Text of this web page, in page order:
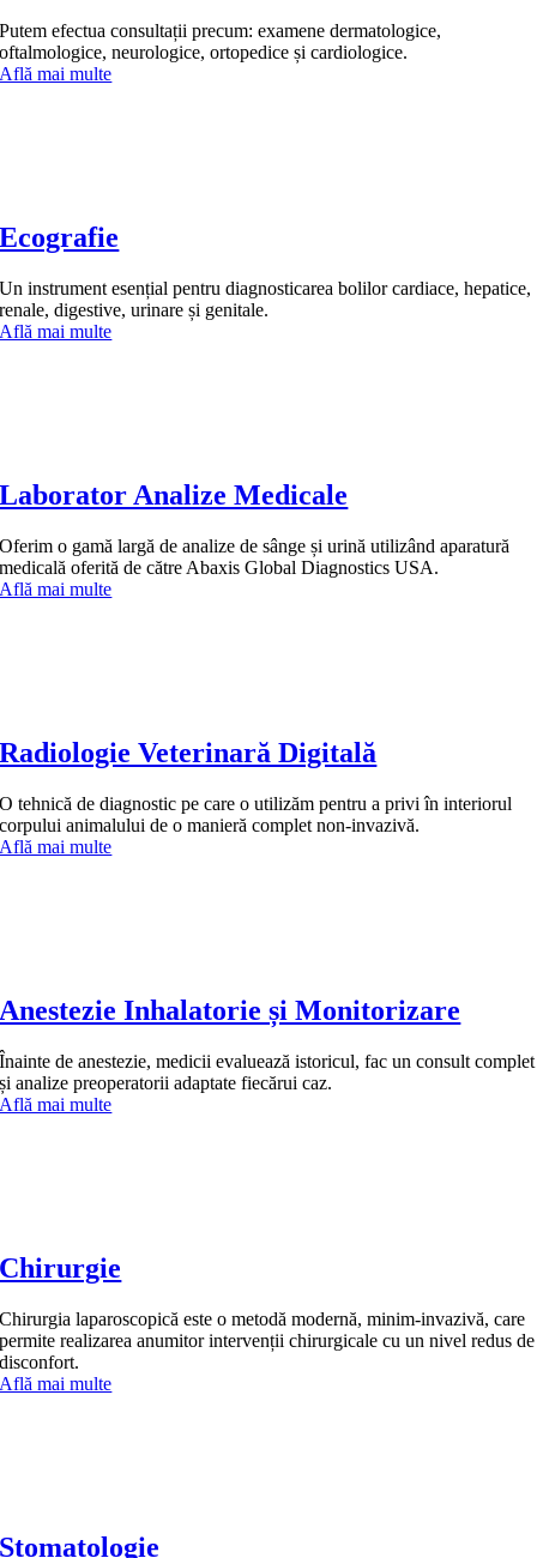
Putem efectua consultații precum: examene dermatologice,
oftalmologice, neurologice, ortopedice și cardiologice.
Află mai multe
Ecografie
Un instrument esențial pentru diagnosticarea bolilor cardiace, hepatice,
renale, digestive, urinare și genitale.
Află mai multe
Laborator Analize Medicale
Oferim o gamă largă de analize de sânge și urină utilizând aparatură
medicală oferită de către Abaxis Global Diagnostics USA.
Află mai multe
Radiologie Veterinară Digitală
O tehnică de diagnostic pe care o utilizăm pentru a privi în interiorul
corpului animalului de o manieră complet non-invazivă.
Află mai multe
Anestezie Inhalatorie și Monitorizare
Înainte de anestezie, medicii evaluează istoricul, fac un consult complet
și analize preoperatorii adaptate fiecărui caz.
Află mai multe
Chirurgie
Chirurgia laparoscopică este o metodă modernă, minim-invazivă, care
permite realizarea anumitor intervenții chirurgicale cu un nivel redus de
disconfort.
Află mai multe
Stomatologie